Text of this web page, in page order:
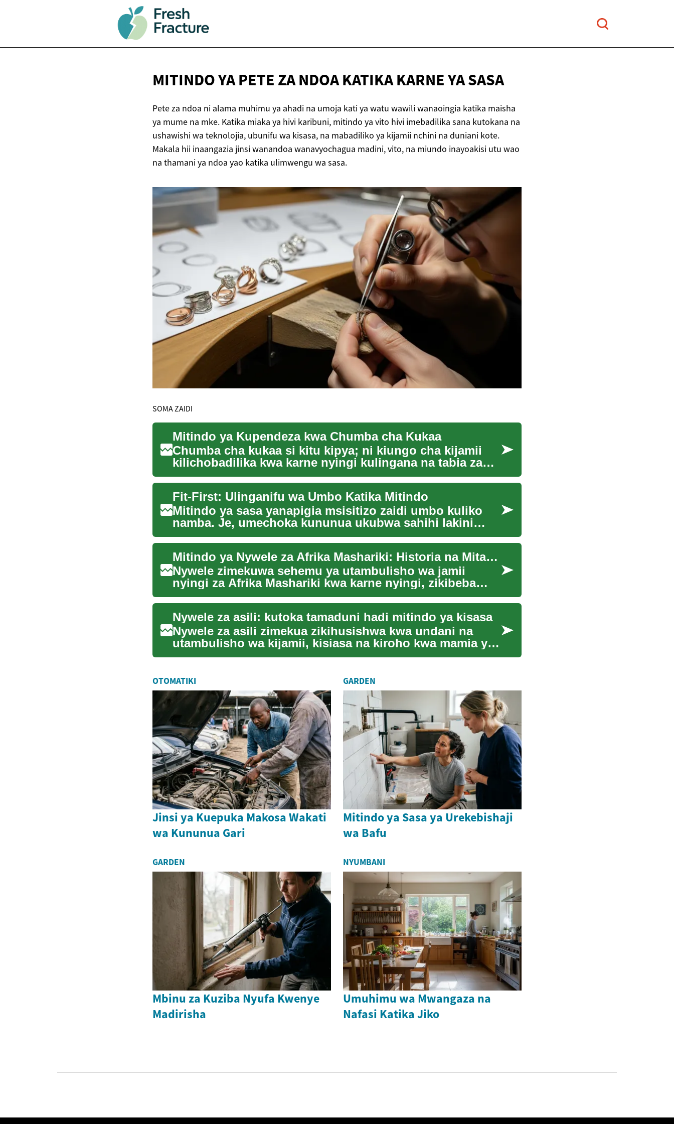
MITINDO YA PETE ZA NDOA KATIKA KARNE YA SASA
Pete za ndoa ni alama muhimu ya ahadi na umoja kati ya watu wawili wanaoingia katika maisha
ya mume na mke. Katika miaka ya hivi karibuni, mitindo ya vito hivi imebadilika sana kutokana na
ushawishi wa teknolojia, ubunifu wa kisasa, na mabadiliko ya kijamii nchini na duniani kote.
Makala hii inaangazia jinsi wanandoa wanavyochagua madini, vito, na miundo inayoakisi utu wao
na thamani ya ndoa yao katika ulimwengu wa sasa.
SOMA ZAIDI
Mitindo ya Kupendeza kwa Chumba cha Kukaa
Chumba cha kukaa si kitu kipya; ni kiungo cha kijamii
kilichobadilika kwa karne nyingi kulingana na tabia za
jamii, h...
Fit-First: Ulinganifu wa Umbo Katika Mitindo
Mitindo ya sasa yanapigia msisitizo zaidi umbo kuliko
namba. Je, umechoka kununua ukubwa sahihi lakini
uwezekano wa k...
Mitindo ya Nywele za Afrika Mashariki: Historia na Mitazamo
Nywele zimekuwa sehemu ya utambulisho wa jamii
nyingi za Afrika Mashariki kwa karne nyingi, zikibeba
historia, hadith...
Nywele za asili: kutoka tamaduni hadi mitindo ya kisasa
Nywele za asili zimekua zikihusishwa kwa undani na
utambulisho wa kijamii, kisiasa na kiroho kwa mamia ya
miaka katik...
OTOMATIKI
Jinsi ya Kuepuka Makosa Wakati
wa Kununua Gari
GARDEN
Mitindo ya Sasa ya Urekebishaji
wa Bafu
GARDEN
Mbinu za Kuziba Nyufa Kwenye
Madirisha
NYUMBANI
Umuhimu wa Mwangaza na
Nafasi Katika Jiko